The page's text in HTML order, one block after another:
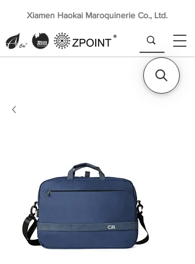
Xiamen Haokai Maroquinerie Co., Ltd.